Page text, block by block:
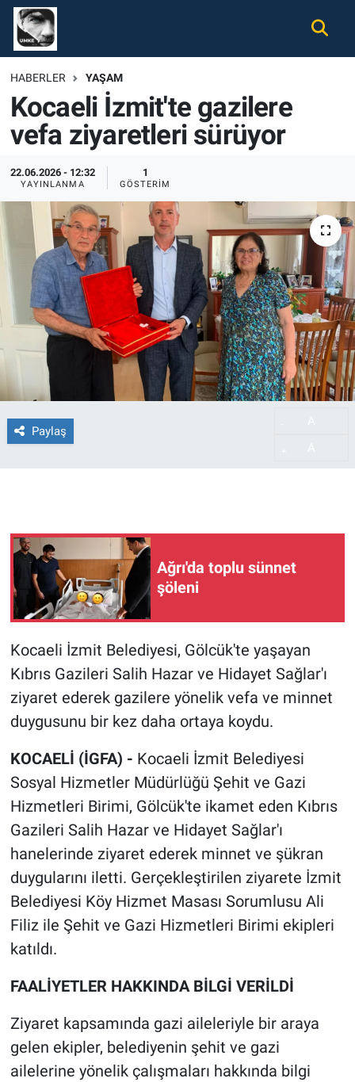
HABERLER YAŞAM
Kocaeli İzmit'te gazilere
vefa ziyaretleri sürüyor
22.06.2026 - 12:32
YAYINLANMA
1
GÖSTERIM
Paylaş
Ağrı'da toplu sünnet
şöleni
Kocaeli İzmit Belediyesi, Gölcük'te yaşayan
Kıbrıs Gazileri Salih Hazar ve Hidayet Sağlar'ı
ziyaret ederek gazilere yönelik vefa ve minnet
duygusunu bir kez daha ortaya koydu.
KOCAELİ (İGFA) - Kocaeli İzmit Belediyesi
Sosyal Hizmetler Müdürlüğü Şehit ve Gazi
Hizmetleri Birimi, Gölcük'te ikamet eden Kıbrıs
Gazileri Salih Hazar ve Hidayet Sağlar'ı
hanelerinde ziyaret ederek minnet ve şükran
duygularını iletti. Gerçekleştirilen ziyarete İzmit
Belediyesi Köy Hizmet Masası Sorumlusu Ali
Filiz ile Şehit ve Gazi Hizmetleri Birimi ekipleri
katıldı.
FAALİYETLER HAKKINDA BİLGİ VERİLDİ
Ziyaret kapsamında gazi aileleriyle bir araya
gelen ekipler, belediyenin şehit ve gazi
ailelerine yönelik çalışmaları hakkında bilgi
Gündem
Ekonomi
Spor
Magazin
Tüm Haberler
İletişim
Künye
Nöbetçi Eczaneler
Hava Durumu
Namaz Vakitleri
Trafik Durumu
Süper Lig Puan Durumu ve Fikstür
Tüm Manşetler
Son Dakika Haberleri
Haber Arşivi